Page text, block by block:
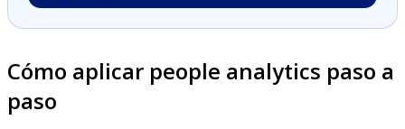
Cómo aplicar people analytics paso a
paso